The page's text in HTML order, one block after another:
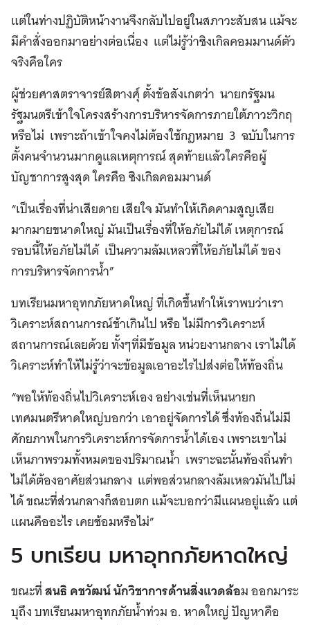
แต่ในท่างปฏิบัติหน้างานจึงกลับไปอยู่ในสภาวะสับสน แม้จะ
มีคำสั่งออกมาอย่างต่อเนื่อง แต่ไม่รู้ว่าซิงเกิลคอมมานด์ตัว
จริงคือใคร
ผู้ช่วยศาสตราจารย์สิตางศุ์ ตั้งข้อสังเกตว่า นายกรัฐมน
รัฐมนตรีเข้าใจโครงสร้างการบริหารจัดการภายใต้ภาวะวิกฤ
หรือไม่ เพราะถ้าเข้าใจคงไม่ต้องใช้กฎหมาย 3 ฉบับในการ
ตั้งคนจำนวนมากดูแลเหตุการณ์ สุดท้ายแล้วใครคือผู้
บัญชาการสูงสุด ใครคือ ซิงเกิลคอมมานด์
“เป็นเรื่องที่น่าเสียดาย เสียใจ มันทำให้เกิดคามสูญเสีย
มากมายขนาดใหญ่ มันเป็นเรื่องที่ให้อภัยไม่ได้ เหตุการณ์
รอบนี้ให้อภัยไม่ได้ เป็นความล้มเหลวที่ให้อภัยไม่ได้ ของ
การบริหารจัดการน้ำ”
บทเรียนมหาอุทกภัยหาดใหญ่ ที่เกิดขึ้นทำให้เราพบว่าเรา
วิเคราะห์สถานการณ์ช้าเกินไป หรือ ไม่มีการวิเคราะห์
สถานการณ์เลยด้วย ทั้งๆที่มีข้อมูล หน่วยงานกลาง เราไม่ได้
วิเคราะห์ทำให้ไม่รู้ว่าจะข้อมูลเอาอะไรไปส่งต่อให้ท้องถิ่น
“พอให้ท้องถิ่นไปวิเคราะห์เอง อย่างเช่นที่เห็นนายก
เทศมนตรีหาดใหญ่บอกว่า เอาอยู่จัดการได้ ซึ่งท้องถิ่นไม่มี
ศักยภาพในการวิเคราะห์การจัดการน้ำได้เอง เพราะเขาไม่
เห็นภาพรวมทั้งหมดของปริมาณน้ำ เพราะฉะนั้นท้องถิ่นทำ
ไม่ได้ต้องอาศัยส่วนกลาง แต่พอส่วนกลางล้มเหลวมันไปไม่
ได้ ขณะที่ส่วนกลางก็สอบตก แม้จะบอกว่ามีแผนอยู่แล้ว แต่
แผนคืออะไร เคยซ้อมหรือไม่”
5 บทเรียน มหาอุทกภัยหาดใหญ่
ขณะที่สนธิ คชวัฒน์ นักวิชาการด้านสิ่งแวดล้อม ออกมาระ
บุถึง บทเรียนมหาอุทกภัยน้ำท่วม อ. หาดใหญ่ ปัญหาคือ